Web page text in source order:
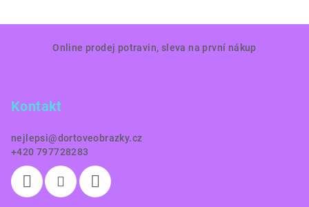
Online prodej potravin, sleva na první nákup
Kontakt
nejlepsi@dortoveobrazky.cz
+420 797728283